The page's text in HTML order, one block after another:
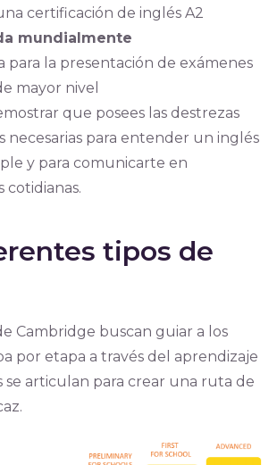
certificación de inglés A2
mundialmente
para la presentación de exámenes
mayor nivel
que posees las destrezas
necesarias para entender un inglés
y para comunicarte en
cotidianas.
tipos de
Cambridge buscan guiar a los
por etapa a través del aprendizaje
se articulan para crear una ruta de